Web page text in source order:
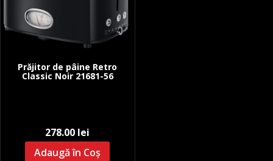
Prăjitor de pâine Retro
Classic Noir 21681-56
278.00 lei
Adaugă în Coș